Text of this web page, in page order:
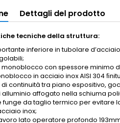
Dettagli del prodotto
tecniche della struttura:
inferiore in tubolare
con spessore minimo
in acciaio inox AISI 304
continuità tra piano espositivo,
alluminio affogato nella schiuma
funge da taglio termico per evitare
inox;
lato operatore profondo